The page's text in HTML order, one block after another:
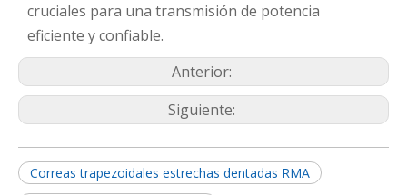
cruciales para una transmisión de potencia
eficiente y confiable.
Anterior:
Siguiente:
Correas trapezoidales estrechas dentadas RMA